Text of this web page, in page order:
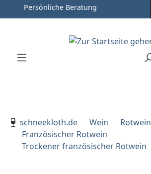
Zum Hauptinhalt springen
Zur Hauptnavigation springen
Persönliche Beratung
schneekloth.de
Wein
Rotwein
Französischer Rotwein
Trockener französischer Rotwein